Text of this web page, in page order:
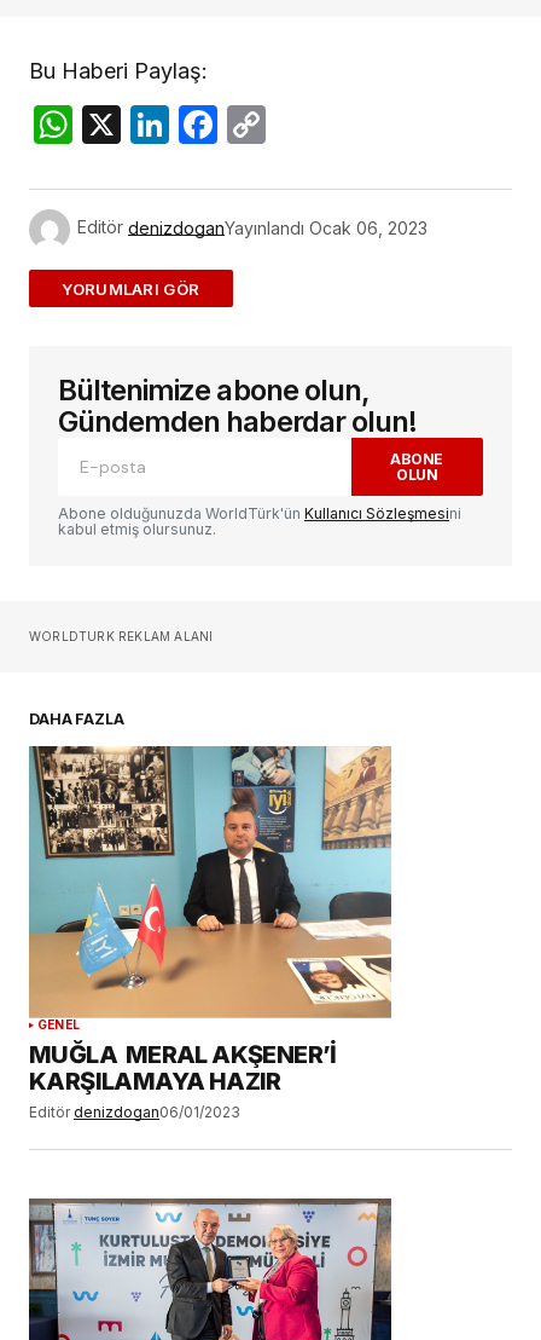
Bu Haberi Paylaş:
WhatsApp
X LinkedIn
Facebook
Editör denizdoganYayınlandı Ocak 06, 2023
ADD A COMMENT
E-posta adresiniz yayınlanmayacak.
alanlar*ile işaretlenmişlerdir
Yorum
Sizin adınız*
Daha sonraki yorumlarımda kullanılması için
adım, e-posta adresim ve site adresim bu
tarayıcıya kaydedilsin.
YORUM GÖNDER
Bültenimize abone olun,
Gündemden haberdar olun!
ABONE
OLUN
Abone olduğunuzda WorldTürk'ün Kullanıcı Sözleşmesini
kabul etmiş olursunuz.
WORLDTURK REKLAM ALANI
DAHA FAZLA
GENEL
MUĞLA MERAL AKŞENER’İ
KARŞILAMAYA HAZIR
Editör denizdogan06/01/2023